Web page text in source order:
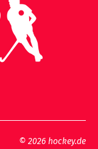
© 2026 hockey.de